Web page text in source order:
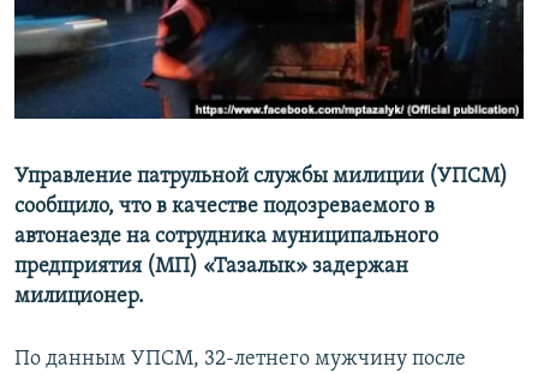
Управление патрульной службы милиции (УПСМ)
сообщило, что в качестве подозреваемого в
автонаезде на сотрудника муниципального
предприятия (МП) «Тазалык» задержан
милиционер.
По данным УПСМ, 32-летнего мужчину после